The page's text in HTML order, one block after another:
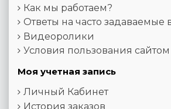
Как мы работаем?
Ответы на часто задаваемые
Видеоролики
Условия пользования сайтом
Моя учетная запись
Личный Кабинет
История заказов